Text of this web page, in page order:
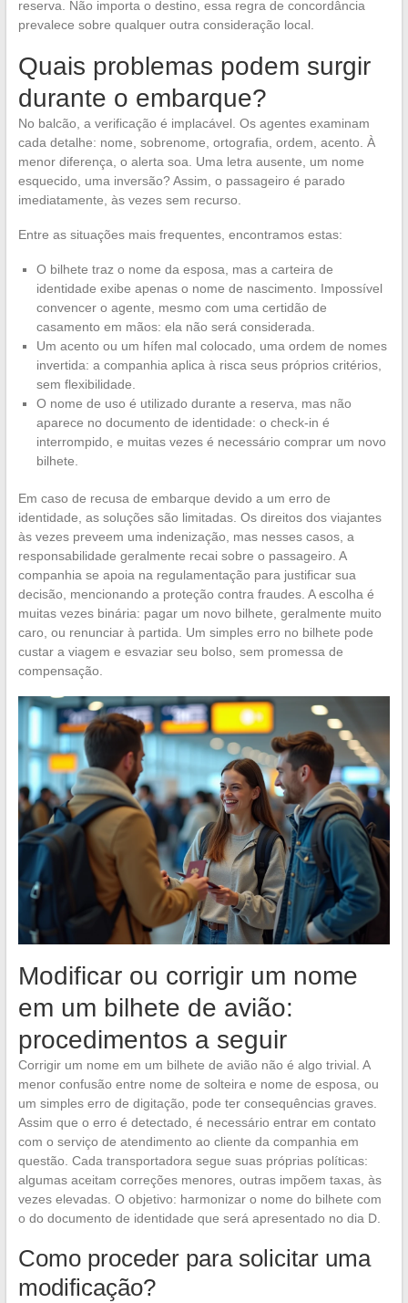
reserva. Não importa o destino, essa regra de concordância
prevalece sobre qualquer outra consideração local.
Quais problemas podem surgir
durante o embarque?
No balcão, a verificação é implacável. Os agentes examinam
cada detalhe: nome, sobrenome, ortografia, ordem, acento. À
menor diferença, o alerta soa. Uma letra ausente, um nome
esquecido, uma inversão? Assim, o passageiro é parado
imediatamente, às vezes sem recurso.
Entre as situações mais frequentes, encontramos estas:
O bilhete traz o nome da esposa, mas a carteira de
identidade exibe apenas o nome de nascimento. Impossível
convencer o agente, mesmo com uma certidão de
casamento em mãos: ela não será considerada.
Um acento ou um hífen mal colocado, uma ordem de nomes
invertida: a companhia aplica à risca seus próprios critérios,
sem flexibilidade.
O nome de uso é utilizado durante a reserva, mas não
aparece no documento de identidade: o check-in é
interrompido, e muitas vezes é necessário comprar um novo
bilhete.
Em caso de recusa de embarque devido a um erro de
identidade, as soluções são limitadas. Os direitos dos viajantes
às vezes preveem uma indenização, mas nesses casos, a
responsabilidade geralmente recai sobre o passageiro. A
companhia se apoia na regulamentação para justificar sua
decisão, mencionando a proteção contra fraudes. A escolha é
muitas vezes binária: pagar um novo bilhete, geralmente muito
caro, ou renunciar à partida. Um simples erro no bilhete pode
custar a viagem e esvaziar seu bolso, sem promessa de
compensação.
Modificar ou corrigir um nome
em um bilhete de avião:
procedimentos a seguir
Corrigir um nome em um bilhete de avião não é algo trivial. A
menor confusão entre nome de solteira e nome de esposa, ou
um simples erro de digitação, pode ter consequências graves.
Assim que o erro é detectado, é necessário entrar em contato
com o serviço de atendimento ao cliente da companhia em
questão. Cada transportadora segue suas próprias políticas:
algumas aceitam correções menores, outras impõem taxas, às
vezes elevadas. O objetivo: harmonizar o nome do bilhete com
o do documento de identidade que será apresentado no dia D.
Como proceder para solicitar uma
modificação?